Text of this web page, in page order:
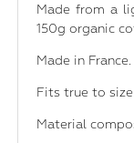
Made from a
150g organic
Made in France.
Fits true to size.
Material